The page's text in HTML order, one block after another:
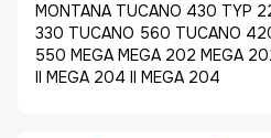
MONTANA TUCANO 430 TYP
330 TUCANO 560 TUCANO
550 MEGA MEGA 202 MEGA
II MEGA 204 II MEGA 204